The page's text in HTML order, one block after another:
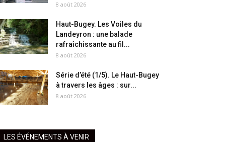
8 août 2026
Haut-Bugey. Les Voiles du
Landeyron : une balade
rafraîchissante au fil...
8 août 2026
Série d’été (1/5). Le Haut-Bugey
à travers les âges : sur...
8 août 2026
LES ÉVÉNEMENTS À VENIR